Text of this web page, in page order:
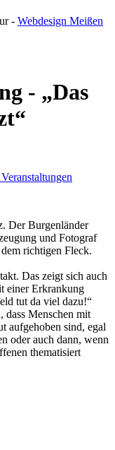
- Webdesign Meißen
- „Das
Der Burgenländer
und Fotograf
richtigen Fleck.
Das zeigt sich auch
einer Erkrankung
tut da viel dazu!“
dass Menschen mit
aufgehoben sind, egal
oder auch dann, wenn
thematisiert